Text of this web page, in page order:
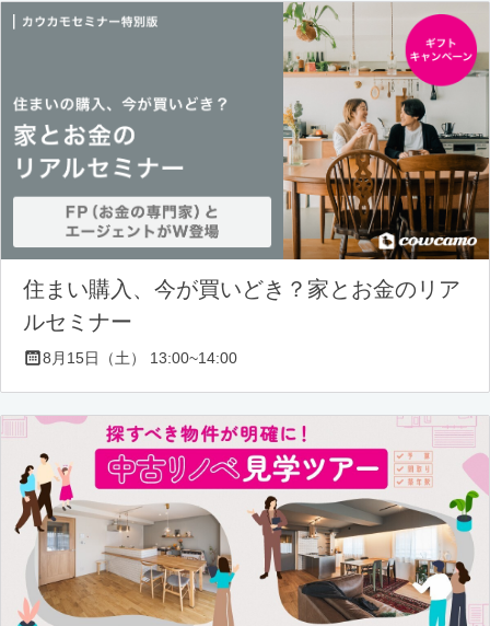
住まい購入、今が買いどき？家とお金のリア
ルセミナー
8月15日（土） 13:00~14:00